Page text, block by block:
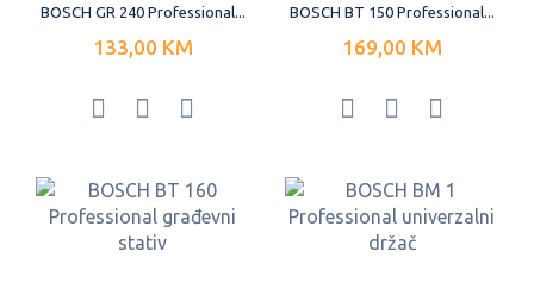
BOSCH GR 240 Professional...
133,00 KM
BOSCH BT 150 Professional...
169,00 KM